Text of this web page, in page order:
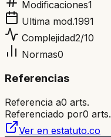
Modificaciones1
Ultima mod.1991
Complejidad2/10
Normas0
Referencias
Referencia a0 arts.
Referenciado por0 arts.
Ver en estatuto.co